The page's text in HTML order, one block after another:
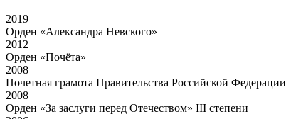
2019
Орден «Александра Невского»
2012
Орден «Почёта»
2008
Почетная грамота Правительства Российской Федерации
2008
Орден «За заслуги перед Отечеством» III степени